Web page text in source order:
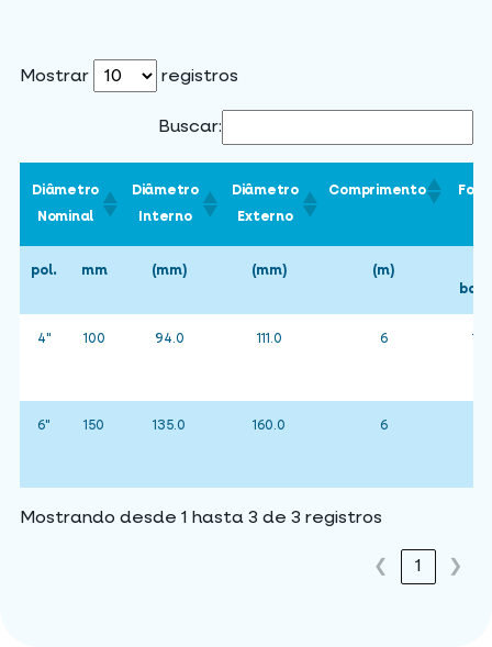
Mostrar registros
Buscar:
Diâmetro
Nominal
Diâmetro
Interno
Diâmetro
Externo
Comprimento
pol. mm (mm) (mm) (m)
4" 100 94.0 111.0 6
6" 150 135.0 160.0 6
Mostrando desde 1 hasta 3 de 3 registros
❮ 1 ❯